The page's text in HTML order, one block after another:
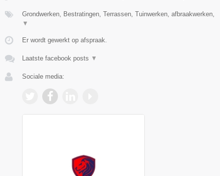
Grondwerken, Bestratingen, Terrassen, Tuinwerken, afbraakwerken,
▼
Er wordt gewerkt op afspraak.
Laatste facebook posts ▼
Sociale media: